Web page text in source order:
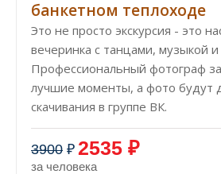
банкетном теплоходе
Это не просто экскурсия - это
вечеринка с танцами, музыкой
Профессиональный фотограф
лучшие моменты, а фото будут
скачивания в группе ВК.
3900 ₽ 2535 ₽
за человека